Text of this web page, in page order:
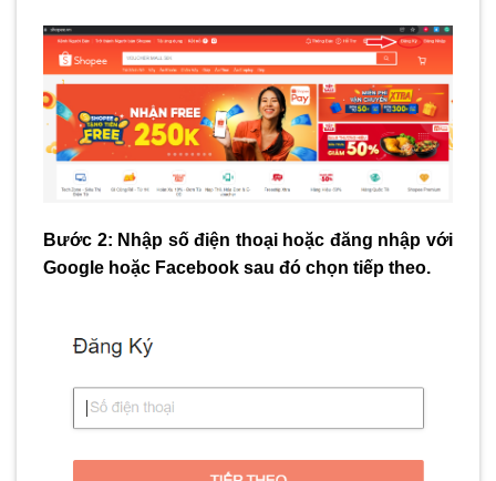
Bước 2: Nhập số điện thoại hoặc đăng nhập với
Google hoặc Facebook sau đó chọn tiếp theo.